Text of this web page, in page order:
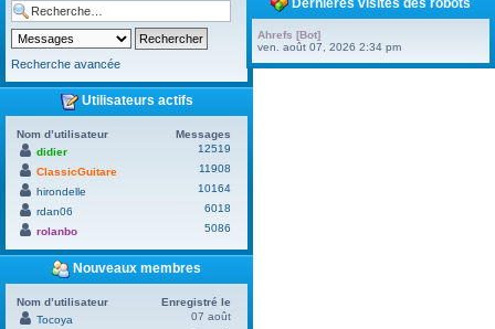
Recherche avancée
Utilisateurs actifs
Nom d’utilisateur
Messages
didier
12519
ClassicGuitare
11908
hirondelle
10164
rdan06
6018
rolanbo
5086
Nouveaux membres
Nom d’utilisateur
Enregistré le
Tocoya
07 août
Ahrefs [Bot]
ven. août 07, 2026 2:34 pm